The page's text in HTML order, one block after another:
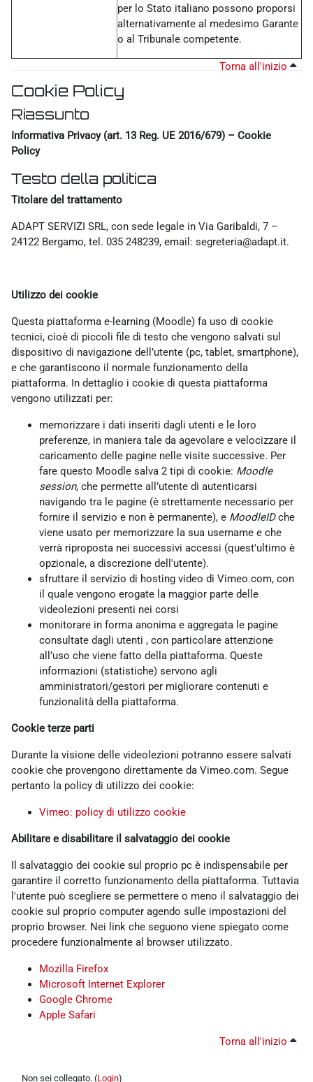
per lo Stato italiano possono proporsi
alternativamente al medesimo Garante
o al Tribunale competente.
Torna all'inizio
Cookie Policy
Riassunto
Informativa Privacy (art. 13 Reg. UE 2016/679) – Cookie
Policy
Testo della politica
Titolare del trattamento
ADAPT SERVIZI SRL, con sede legale in Via Garibaldi, 7 –
24122 Bergamo, tel. 035 248239, email: segreteria@adapt.it.
Utilizzo dei cookie
Questa piattaforma e-learning (Moodle) fa uso di cookie
tecnici, cioè di piccoli file di testo che vengono salvati sul
dispositivo di navigazione dell’utente (pc, tablet, smartphone),
e che garantiscono il normale funzionamento della
piattaforma. In dettaglio i cookie di questa piattaforma
vengono utilizzati per:
memorizzare i dati inseriti dagli utenti e le loro
preferenze, in maniera tale da agevolare e velocizzare il
caricamento delle pagine nelle visite successive. Per
fare questo Moodle salva 2 tipi di cookie: Moodle
session, che permette all’utente di autenticarsi
navigando tra le pagine (è strettamente necessario per
fornire il servizio e non è permanente), e MoodleIDche
viene usato per memorizzare la sua username e che
verrà riproposta nei successivi accessi (quest'ultimo è
opzionale, a discrezione dell'utente).
sfruttare il servizio di hosting video di Vimeo.com, con
il quale vengono erogate la maggior parte delle
videolezioni presenti nei corsi
monitorare in forma anonima e aggregata le pagine
consultate dagli utenti , con particolare attenzione
all’uso che viene fatto della piattaforma. Queste
informazioni (statistiche) servono agli
amministratori/gestori per migliorare contenuti e
funzionalità della piattaforma.
Cookie terze parti
Durante la visione delle videolezioni potranno essere salvati
cookie che provengono direttamente da Vimeo.com. Segue
pertanto la policy di utilizzo dei cookie:
Vimeo: policy di utilizzo cookie
Abilitare e disabilitare il salvataggio dei cookie
Il salvataggio dei cookie sul proprio pc è indispensabile per
garantire il corretto funzionamento della piattaforma. Tuttavia
l'utente può scegliere se permettere o meno il salvataggio dei
cookie sul proprio computer agendo sulle impostazioni del
proprio browser. Nei link che seguono viene spiegato come
procedere funzionalmente al browser utilizzato.
Mozilla Firefox
Microsoft Internet Explorer
Google Chrome
Apple Safari
Torna all'inizio
Non sei collegato. (Login)